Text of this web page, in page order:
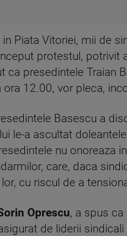
in Piata Vitoriei, mii de
protestul,
ca presedintele Traian
12.00, vor pleca,
Basescu a
le-a ascultat
nu onoreaza
care, daca
cu riscul de a
Oprescu, a spus
de liderii